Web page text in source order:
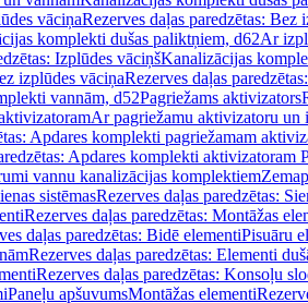
vāciņaRezerves daļas paredzētas: Bez
komplekti dušas paliktņiem, d62Ar
Izplūdes vāciņšKanalizācijas
izplūdes vāciņaRezerves daļas
vannām, d52Pagriežams aktivizators
Ar pagriežamu aktivizatoru un
Apdares komplekti pagriežamam
Apdares komplekti aktivizatoram
vannu kanalizācijas komplektiem
sistēmasRezerves daļas paredzētas:
Rezerves daļas paredzētas: Montāžas
daļas paredzētas: Bidē elementiPisuāru
Rezerves daļas paredzētas: Elementi
Rezerves daļas paredzētas: Konsoļu
Paneļu apšuvumsMontāžas elementi